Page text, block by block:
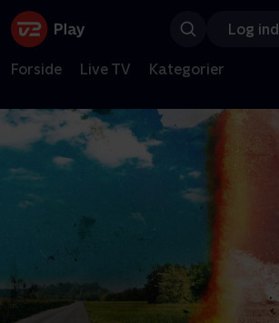
Log ind
Forside Live TV Kategorier